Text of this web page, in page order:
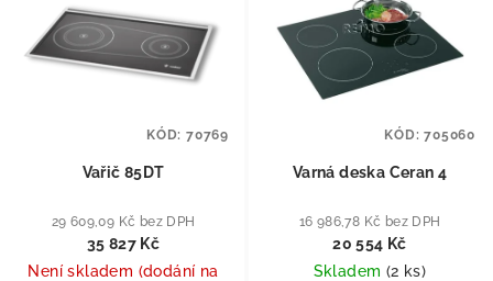
Vařič 85DT
29 609,09 Kč bez DPH
35 827 Kč
Není skladem (dodání na
KÓD: 70769
Varná deska Ceran 4
16 986,78 Kč bez DPH
20 554 Kč
Skladem (2 ks)
KÓD:705060